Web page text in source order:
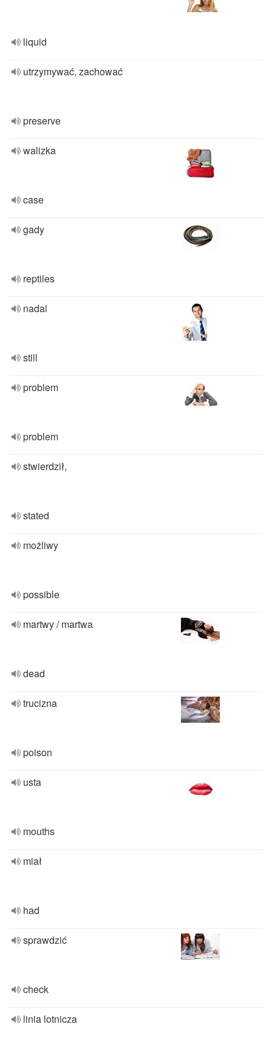
liquid
utrzymywać, zachować
preserve
walizka
case
gady
reptiles
nadal
still
problem
problem
stwierdził,
stated
możliwy
possible
martwy / martwa
dead
trucizna
poison
usta
mouths
miał
had
sprawdzić
check
linia lotnicza